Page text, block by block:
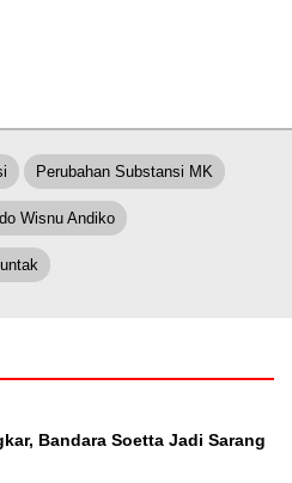
Perubahan Substansi MK
Wisnu Andiko
Bandara Soetta Jadi Sarang